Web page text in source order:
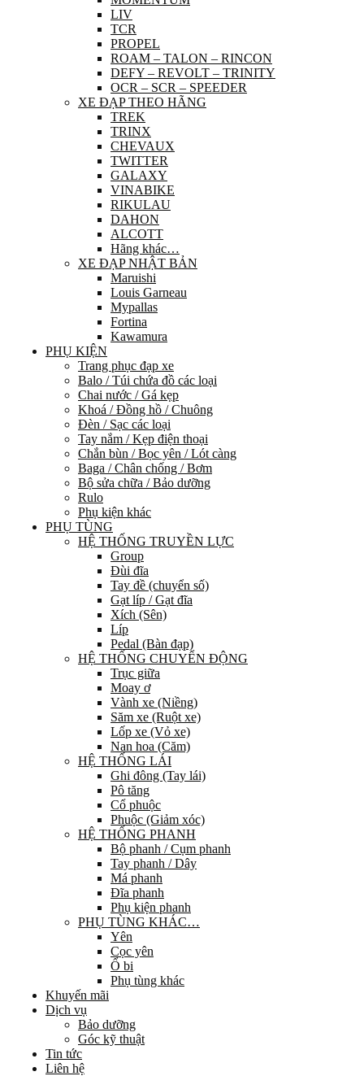
LIV
TCR
PROPEL
ROAM – TALON – RINCON
DEFY – REVOLT – TRINITY
OCR – SCR – SPEEDER
XE ĐẠP THEO HÃNG
TREK
TRINX
CHEVAUX
TWITTER
GALAXY
VINABIKE
RIKULAU
DAHON
ALCOTT
Hãng khác…
XE ĐẠP NHẬT BẢN
Maruishi
Louis Garneau
Mypallas
Fortina
Kawamura
PHỤ KIỆN
Trang phục đạp xe
Balo / Túi chứa đồ các loại
Chai nước / Gá kẹp
Khoá / Đồng hồ / Chuông
Đèn / Sạc các loại
Tay nắm / Kẹp điện thoại
Chắn bùn / Bọc yên / Lót càng
Baga / Chân chống / Bơm
Bộ sửa chữa / Bảo dưỡng
Rulo
Phụ kiện khác
PHỤ TÙNG
HỆ THỐNG TRUYỀN LỰC
Group
Đùi đĩa
Tay đề (chuyển số)
Gạt líp / Gạt đĩa
Xích (Sên)
Líp
Pedal (Bàn đạp)
HỆ THỐNG CHUYỂN ĐỘNG
Trục giữa
Moay ơ
Vành xe (Niềng)
Săm xe (Ruột xe)
Lốp xe (Vỏ xe)
Nan hoa (Căm)
HỆ THỐNG LÁI
Ghi đông (Tay lái)
Pô tăng
Cổ phuộc
Phuộc (Giảm xóc)
HỆ THỐNG PHANH
Bộ phanh / Cụm phanh
Tay phanh / Dây
Má phanh
Đĩa phanh
Phụ kiện phanh
PHỤ TÙNG KHÁC…
Yên
Cọc yên
Ổ bi
Phụ tùng khác
Khuyến mãi
Dịch vụ
Bảo dưỡng
Góc kỹ thuật
Tin tức
Liên hệ